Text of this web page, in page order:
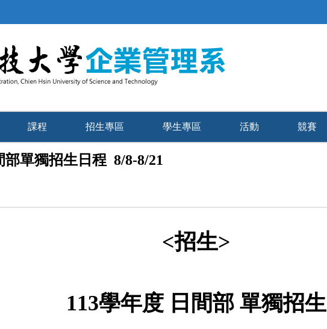
課程 招生專區 學生專區 活動 競賽
部單獨招生日程 8/8-8/21
<招生>
113學年度 日間部 單獨招生